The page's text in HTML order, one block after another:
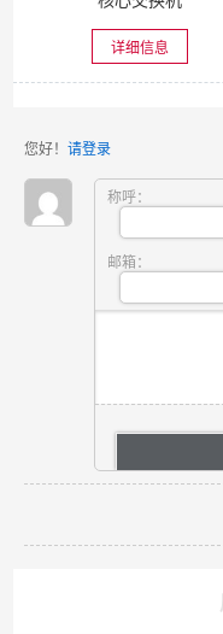
详细信息
您好！ 请登录
称呼：
邮箱：